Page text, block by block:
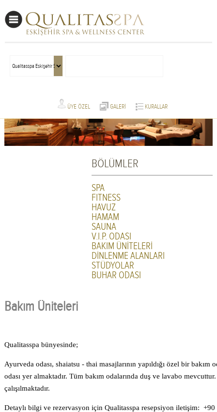
ÜYE ÖZEL GALERİ KURALLAR
BÖLÜMLER
SPA
FITNESS
HAVUZ
HAMAM
SAUNA
V.I.P. ODASI
BAKIM ÜNİTELERİ
DİNLENME ALANLARI
STÜDYOLAR
BUHAR ODASI
Bakım Üniteleri
Qualitasspa bünyesinde;
Ayurveda odası, shaiatsu - thai masajlarının yapıldığı özel bir bakım
odası yer almaktadır. Tüm bakım odalarında duş ve lavabo
çalışılmaktadır.
Detaylı bilgi ve rezervasyon için Qualitasspa resepsiyon iletişim: